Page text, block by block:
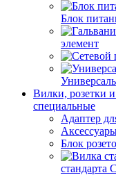
Блок
элемент
Вилки, розетки
специальные
Адаптер
Блок
стандарта